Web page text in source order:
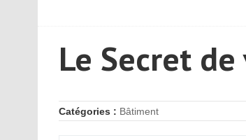
Le Secret
Catégories : Bâtiment